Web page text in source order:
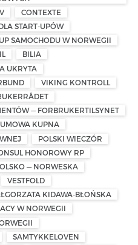
CONTEXTE
START-UPÓW
SAMOCHODU W NORWEGII
BILIA
UKRYTA
VIKING KONTROLL
— FORBRUKERTILSYNET
UMOWA KUPNA
POLSKI WIECZÓR
HONOROWY RP
— NORWESKA
VESTFOLD
KIDAWA-BŁOŃSKA
W NORWEGII
SAMTYKKELOVEN